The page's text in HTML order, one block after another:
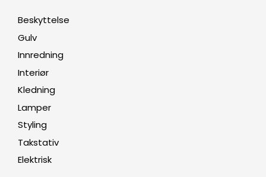
Beskyttelse
Gulv
Innredning
Interiør
Kledning
Lamper
Styling
Takstativ
Elektrisk